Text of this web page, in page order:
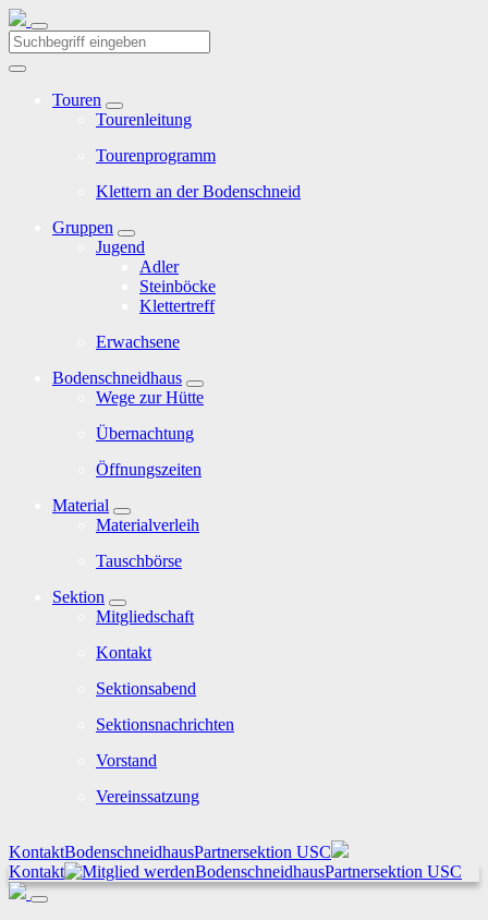
Touren
Tourenleitung
Tourenprogramm
Klettern an der Bodenschneid
Gruppen
Jugend
Adler
Steinböcke
Klettertreff
Erwachsene
Bodenschneidhaus
Wege zur Hütte
Übernachtung
Öffnungszeiten
Material
Materialverleih
Tauschbörse
Sektion
Mitgliedschaft
Kontakt
Sektionsabend
Sektionsnachrichten
Vorstand
Vereinssatzung
KontaktBodenschneidhausPartnersektion USC
Kontakt
BodenschneidhausPartnersektion USC